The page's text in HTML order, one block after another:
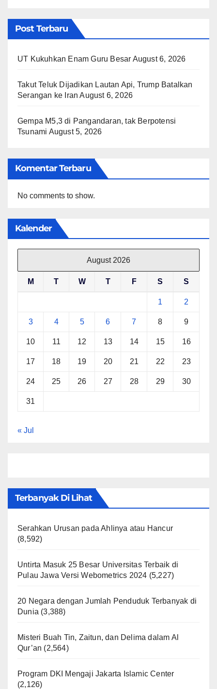
Post Terbaru
UT Kukuhkan Enam Guru Besar August 6, 2026
Takut Teluk Dijadikan Lautan Api, Trump Batalkan
Serangan ke Iran August 6, 2026
Gempa M5,3 di Pangandaran, tak Berpotensi
Tsunami August 5, 2026
Komentar Terbaru
No comments to show.
Kalender
August 2026
M T W T F S S
1 2
3 4 5 6 7 8 9
10 11 12 13 14 15 16
17 18 19 20 21 22 23
24 25 26 27 28 29 30
31
« Jul
Terbanyak Di Lihat
Serahkan Urusan pada Ahlinya atau Hancur
(8,592)
Untirta Masuk 25 Besar Universitas Terbaik di
Pulau Jawa Versi Webometrics 2024 (5,227)
20 Negara dengan Jumlah Penduduk Terbanyak di
Dunia (3,388)
Misteri Buah Tin, Zaitun, dan Delima dalam Al
Qur’an (2,564)
Program DKI Mengaji Jakarta Islamic Center
(2,126)